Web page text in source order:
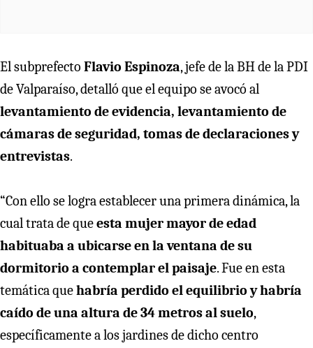
El subprefecto Flavio Espinoza, jefe de la BH de la PDI
de Valparaíso, detalló que el equipo se avocó al
levantamiento de evidencia, levantamiento de
cámaras de seguridad, tomas de declaraciones y
entrevistas.
“Con ello se logra establecer una primera dinámica, la
cual trata de queesta mujer mayor de edad
habituaba a ubicarse en la ventana de su
dormitorio a contemplar el paisaje. Fue en esta
temática quehabría perdido el equilibrio y habría
caído de una altura de 34 metros al suelo,
específicamente a los jardines de dicho centro